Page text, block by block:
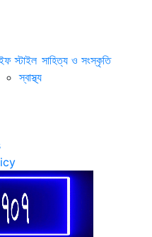
স্টাইল
স্বাস্থ্য
সাহিত্য ও সংস্কৃতি